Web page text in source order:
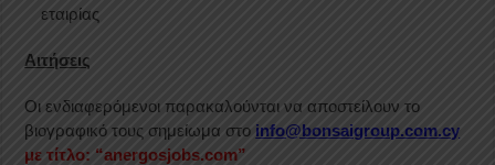
εταιρίας
Αιτήσεις
Οι ενδιαφερόμενοι παρακαλούνται να αποστείλουν το
βιογραφικό τους σημείωμα στο info@bonsaigroup.com.cy
με τίτλο: “anergosjobs.com”